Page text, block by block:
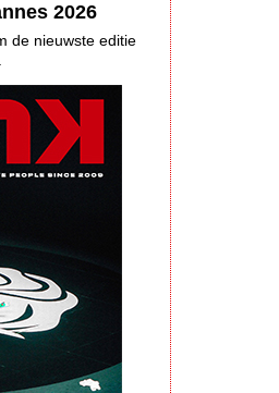
2026
de nieuwste editie